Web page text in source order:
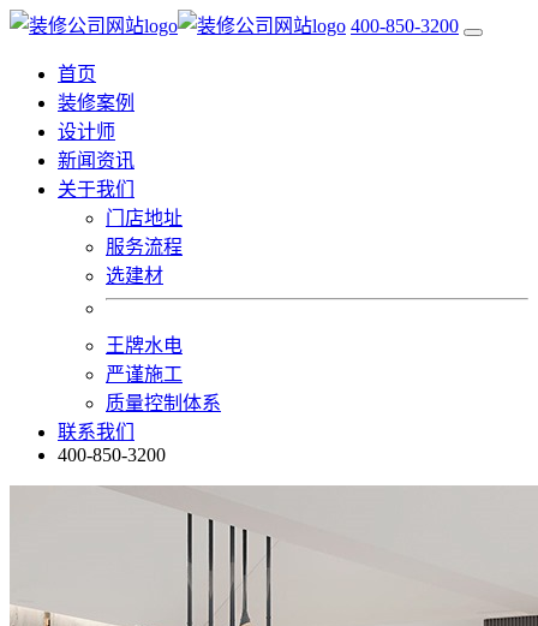
400-850-3200
首页
装修案例
设计师
新闻资讯
关于我们
门店地址
服务流程
选建材
王牌水电
严谨施工
质量控制体系
联系我们
400-850-3200